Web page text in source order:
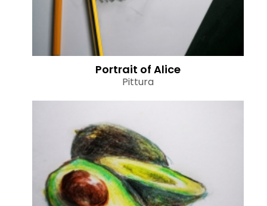
Portrait of Alice
Pittura